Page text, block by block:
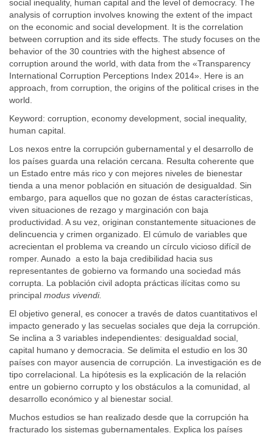
social inequality, human capital and the level of democracy. The
analysis of corruption involves knowing the extent of the impact
on the economic and social development. It is the correlation
between corruption and its side effects. The study focuses on the
behavior of the 30 countries with the highest absence of
corruption around the world, with data from the «Transparency
International Corruption Perceptions Index 2014». Here is an
approach, from corruption, the origins of the political crises in the
world.
Keyword: corruption, economy development, social inequality,
human capital.
Los nexos entre la corrupción gubernamental y el desarrollo de
los países guarda una relación cercana. Resulta coherente que
un Estado entre más rico y con mejores niveles de bienestar
tienda a una menor población en situación de desigualdad. Sin
embargo, para aquellos que no gozan de éstas características,
viven situaciones de rezago y marginación con baja
productividad. A su vez, originan constantemente situaciones de
delincuencia y crimen organizado. El cúmulo de variables que
acrecientan el problema va creando un círculo vicioso difícil de
romper. Aunado a esto la baja credibilidad hacia sus
representantes de gobierno va formando una sociedad más
corrupta. La población civil adopta prácticas ilícitas como su
principal modus vivendi.
El objetivo general, es conocer a través de datos cuantitativos el
impacto generado y las secuelas sociales que deja la corrupción.
Se inclina a 3 variables independientes: desigualdad social,
capital humano y democracia. Se delimita el estudio en los 30
países con mayor ausencia de corrupción. La investigación es de
tipo correlacional. La hipótesis es la explicación de la relación
entre un gobierno corrupto y los obstáculos a la comunidad, al
desarrollo económico y al bienestar social.
Muchos estudios se han realizado desde que la corrupción ha
fracturado los sistemas gubernamentales. Explica los países